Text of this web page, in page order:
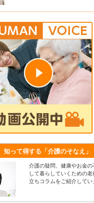
知って得する 「介護のそなえ」
介護の疑問、健康やお金
して暮らしていくための
立ちコラムをご紹介してい